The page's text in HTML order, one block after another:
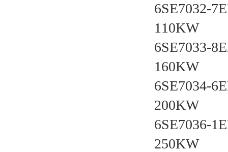
6SE7032-
110KW
6SE7033-
160KW
6SE7034-
200KW
6SE7036-
250KW